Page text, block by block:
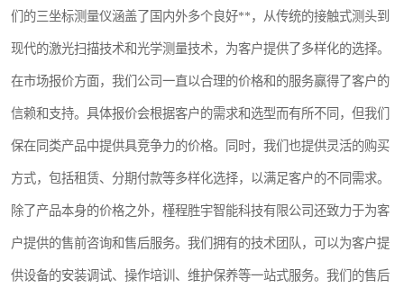
们的三坐标测量仪涵盖了国内外多个良好**，从传统的接触式测头到
现代的激光扫描技术和光学测量技术，为客户提供了多样化的选择。
在市场报价方面，我们公司一直以合理的价格和的服务赢得了客户的
信赖和支持。具体报价会根据客户的需求和选型而有所不同，但我们
保在同类产品中提供具竞争力的价格。同时，我们也提供灵活的购买
方式，包括租赁、分期付款等多样化选择，以满足客户的不同需求。
除了产品本身的价格之外，槿程胜宇智能科技有限公司还致力于为客
户提供的售前咨询和售后服务。我们拥有的技术团队，可以为客户提
供设备的安装调试、操作培训、维护保养等一站式服务。我们的售后
三坐标夹具
测针
螺纹规